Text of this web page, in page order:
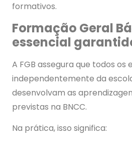
formativos.
Formação Geral
essencial
A FGB assegura que todos os
independentemente da
desenvolvam as
previstas na BNCC.
Na prática, isso significa: